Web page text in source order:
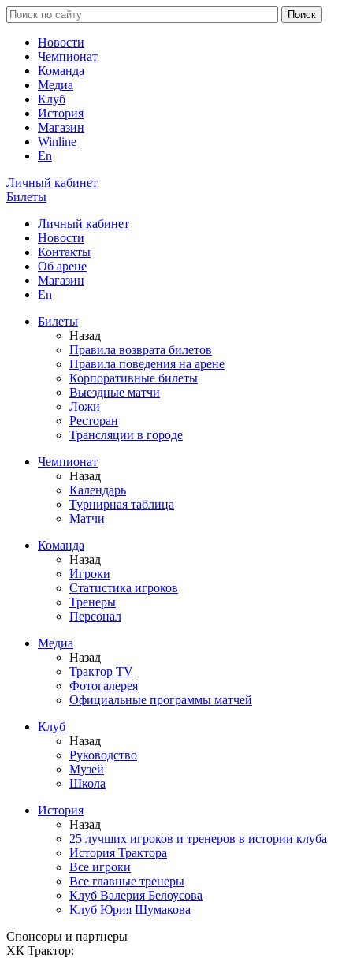
Новости
Чемпионат
Команда
Медиа
Клуб
История
Магазин
Winline
En
Личный кабинет
Билеты
Личный кабинет
Новости
Контакты
Об арене
Магазин
En
Билеты
Назад
Правила возврата билетов
Правила поведения на арене
Корпоративные билеты
Выездные матчи
Ложи
Ресторан
Трансляции в городе
Чемпионат
Назад
Календарь
Турнирная таблица
Матчи
Команда
Назад
Игроки
Статистика игроков
Тренеры
Персонал
Медиа
Назад
Трактор TV
Фотогалерея
Официальные программы матчей
Клуб
Назад
Руководство
Музей
Школа
История
Назад
25 лучших игроков и тренеров в истории клуба
История Трактора
Все игроки
Все главные тренеры
Клуб Валерия Белоусова
Клуб Юрия Шумакова
Спонсоры и партнеры
ХК Трактор: